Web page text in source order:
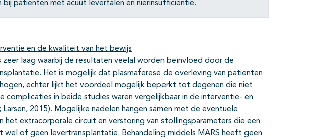
bij patiënten met acuut leverfalen en nierinsufficiëntie.
en de kwaliteit van het bewijs
zeer laag waarbij de resultaten veelal worden beïnvloed door de
Het is mogelijk dat plasmaferese de overleving van patiënten
echter lijkt het voordeel mogelijk beperkt tot degenen die niet
complicaties in beide studies waren vergelijkbaar in de interventie- en
2015). Mogelijke nadelen hangen samen met de eventuele
extracorporale circuit en verstoring van stollingsparameters die een
wel of geen levertransplantatie. Behandeling middels MARS heeft geen